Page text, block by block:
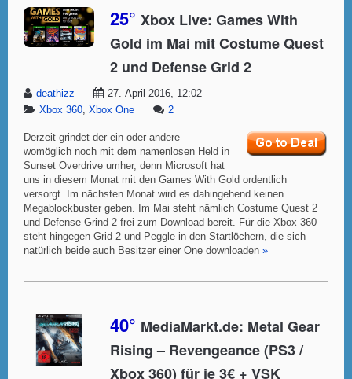
25° Xbox Live: Games With
Gold im Mai mit Costume Quest
2 und Defense Grid 2
deathizz
27. April 2016, 12:02
Xbox 360 Xbox One 2
Derzeit grindet der ein oder andere
womöglich noch mit dem namenlosen Held in
Sunset Overdrive umher, denn Microsoft hat
uns in diesem Monat mit den Games With Gold ordentlich
versorgt. Im nächsten Monat wird es dahingehend keinen
Megablockbuster geben. Im Mai steht nämlich Costume Quest 2
und Defense Grind 2 frei zum Download bereit. Für die Xbox 360
steht hingegen Grid 2 und Peggle in den Startlöchern, die sich
natürlich beide auch Besitzer einer One downloaden »
40° MediaMarkt.de: Metal Gear
Rising – Revengeance (PS3 /
Xbox 360) für je 3€ + VSK